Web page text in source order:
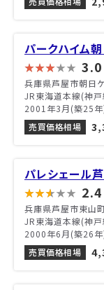
パークハイム
3.0
兵庫県芦屋市朝日
JR東海道本線(神戸
2001年3月(築25
売買価格相場
パレシェール
2.4
兵庫県芦屋市東山
JR東海道本線(神戸
2000年6月(築26
売買価格相場